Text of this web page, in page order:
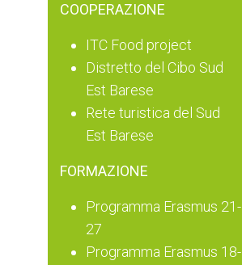
COOPERAZIONE
ITC Food project
Distretto del Cibo Sud
Est Barese
Rete turistica del Sud
Est Barese
FORMAZIONE
Programma Erasmus 21-
27
Programma Erasmus 18-